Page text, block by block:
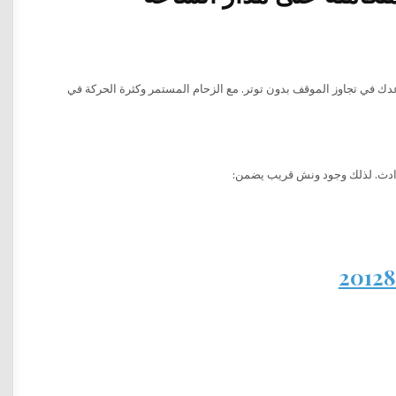
في تجاوز الموقف بدون توتر. مع الزحام المستمر وكثرة الحركة في
لذلك وجود ونش قريب يضمن: